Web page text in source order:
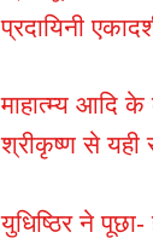
प्रदायिनी
माहात्म्य आदि
श्रीकृष्ण से
युधिष्ठिर ने